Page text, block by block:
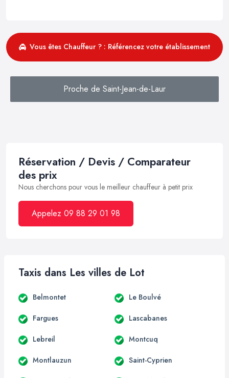
Vous êtes Chauffeur ? : Référencez votre établissement
Proche de Saint-Jean-de-Laur
Réservation / Devis / Comparateur
des prix
Nous cherchons pour vous le meilleur chauffeur à petit prix
Appelez 09 88 29 01 98
Taxis dans Les villes de Lot
Belmontet Le Boulvé
Fargues Lascabanes
Lebreil Montcuq
Montlauzun Saint-Cyprien